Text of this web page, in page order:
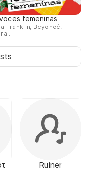
femeninas
Franklin, Beyoncé,
Ruiner